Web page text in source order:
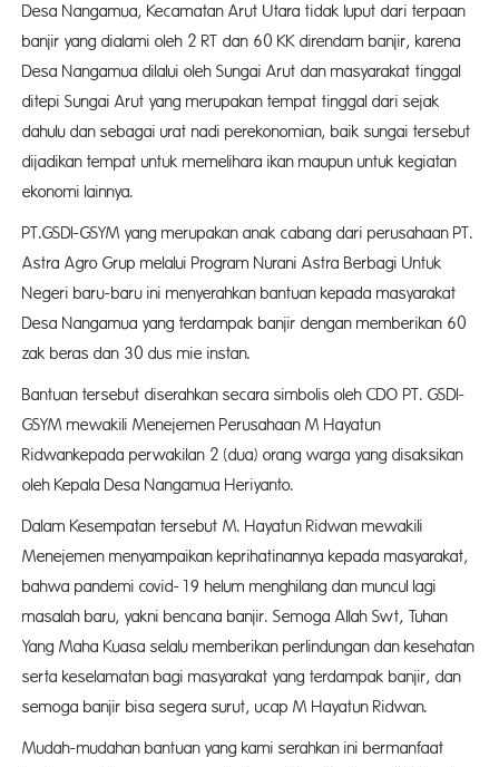
Desa Nangamua, Kecamatan Arut Utara tidak luput dari terpaan
banjir yang dialami oleh 2 RT dan 60 KK direndam banjir, karena
Desa Nangamua dilalui oleh Sungai Arut dan masyarakat tinggal
ditepi Sungai Arut yang merupakan tempat tinggal dari sejak
dahulu dan sebagai urat nadi perekonomian, baik sungai tersebut
dijadikan tempat untuk memelihara ikan maupun untuk kegiatan
ekonomi lainnya.
PT.GSDI-GSYM yang merupakan anak cabang dari perusahaan PT.
Astra Agro Grup melalui Program Nurani Astra Berbagi Untuk
Negeri baru-baru ini menyerahkan bantuan kepada masyarakat
Desa Nangamua yang terdampak banjir dengan memberikan 60
zak beras dan 30 dus mie instan.
Bantuan tersebut diserahkan secara simbolis oleh CDO PT. GSDI-
GSYM mewakili Menejemen Perusahaan M Hayatun
Ridwankepada perwakilan 2 (dua) orang warga yang disaksikan
oleh Kepala Desa Nangamua Heriyanto.
Dalam Kesempatan tersebut M. Hayatun Ridwan mewakili
Menejemen menyampaikan keprihatinannya kepada masyarakat,
bahwa pandemi covid-19 helum menghilang dan muncul lagi
masalah baru, yakni bencana banjir. Semoga Allah Swt, Tuhan
Yang Maha Kuasa selalu memberikan perlindungan dan kesehatan
serta keselamatan bagi masyarakat yang terdampak banjir, dan
semoga banjir bisa segera surut, ucap M Hayatun Ridwan.
Mudah-mudahan bantuan yang kami serahkan ini bermanfaat